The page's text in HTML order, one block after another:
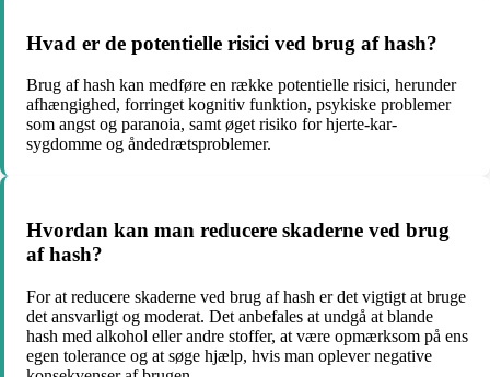
Hvad er de potentielle risici ved brug af hash?
Brug af hash kan medføre en række potentielle risici, herunder
afhængighed, forringet kognitiv funktion, psykiske problemer
som angst og paranoia, samt øget risiko for hjerte-kar-
sygdomme og åndedrætsproblemer.
Hvordan kan man reducere skaderne ved brug
af hash?
For at reducere skaderne ved brug af hash er det vigtigt at bruge
det ansvarligt og moderat. Det anbefales at undgå at blande
hash med alkohol eller andre stoffer, at være opmærksom på ens
egen tolerance og at søge hjælp, hvis man oplever negative